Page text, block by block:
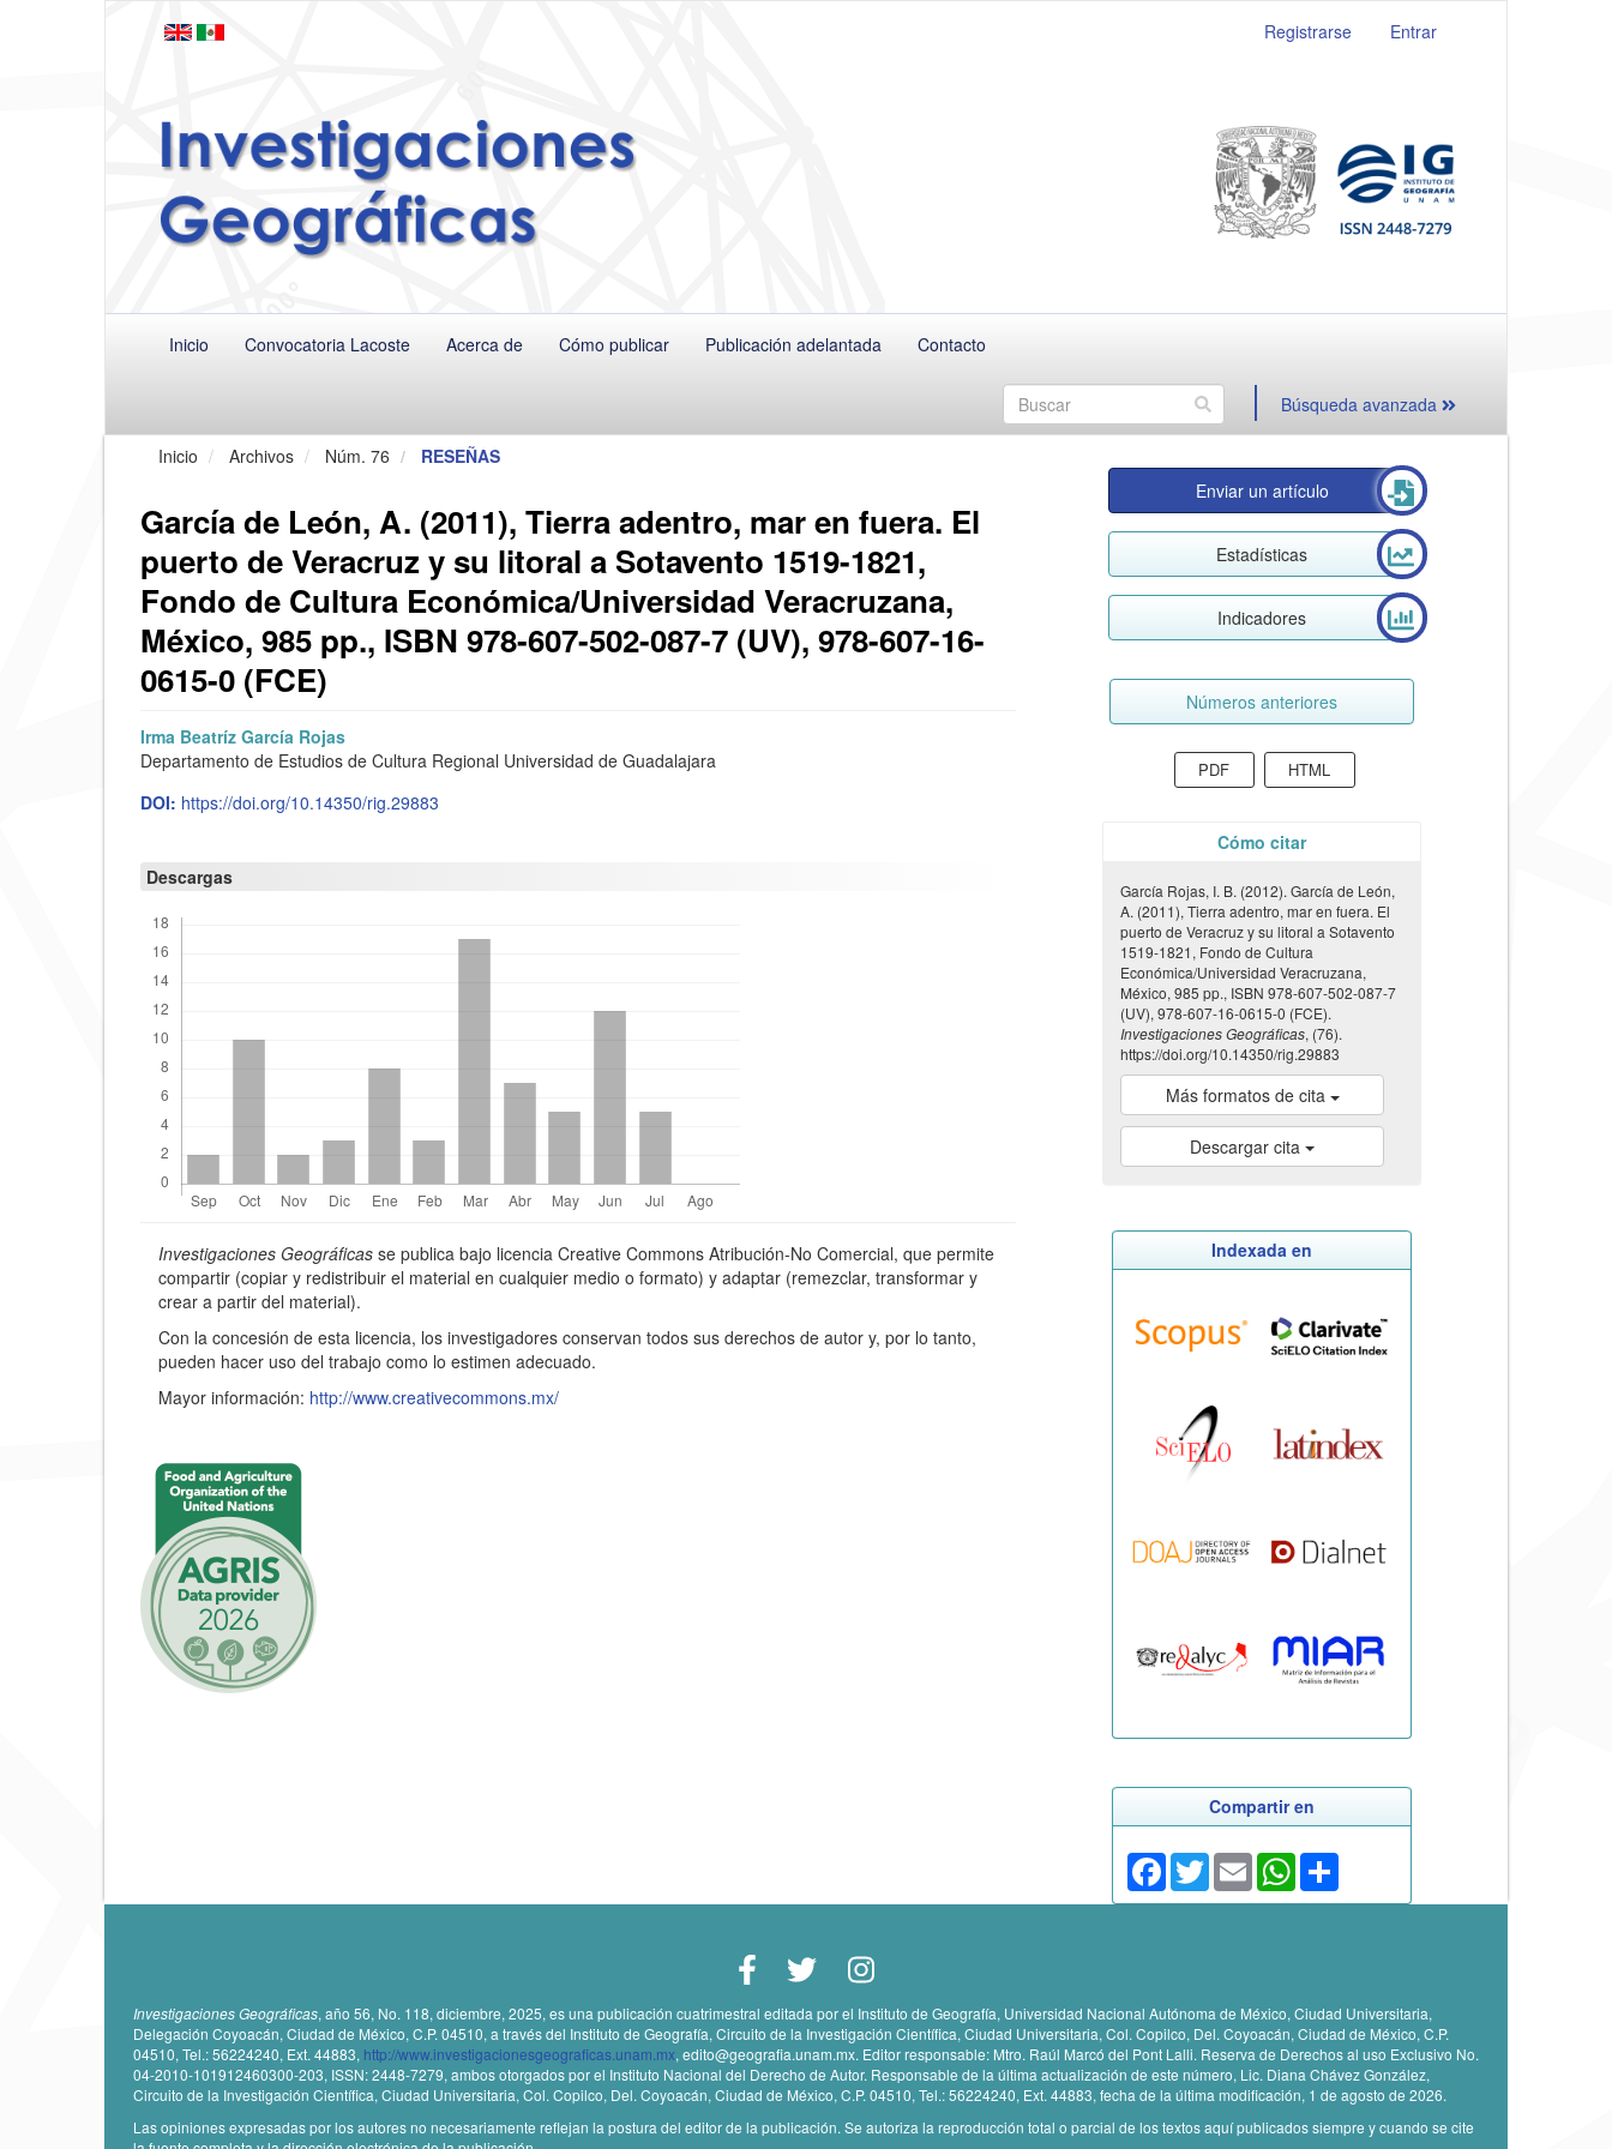
Registrarse Entrar
Inicio Convocatoria Lacoste Acerca de Cómo publicar Publicación adelantada Contacto
Búsqueda avanzada
Inicio Archivos Núm. 76 RESEÑAS
García de León, A. (2011), Tierra adentro, mar en fuera. El
puerto de Veracruz y su litoral a Sotavento 1519-1821,
Fondo de Cultura Económica/Universidad Veracruzana,
México, 985 pp., ISBN 978-607-502-087-7 (UV), 978-607-16-
0615-0 (FCE)
Barra
lateral
del
artículo
C
o
n
t
e
n
d
o
p
a
d
a
r
t
Irma Beatríz García Rojas
Departamento de Estudios de Cultura Regional Universidad de Guadalajara
DOI: https://doi.org/10.14350/rig.29883
Descargas
Detalles
del
artículo
Investigaciones Geográficas se publica bajo licencia Creative Commons Atribución-No Comercial, que permite
compartir (copiar y redistribuir el material en cualquier medio o formato) y adaptar (remezclar, transformar y
crear a partir del material).
Con la concesión de esta licencia, los investigadores conservan todos sus derechos de autor y, por lo tanto,
pueden hacer uso del trabajo como lo estimen adecuado.
Mayor información: http://www.creativecommons.mx/
Enviar un artículo
Estadísticas
Indicadores
Números anteriores
PDF HTML
Cómo citar
García Rojas, I. B. (2012). García de León,
A. (2011), Tierra adentro, mar en fuera. El
puerto de Veracruz y su litoral a Sotavento
1519-1821, Fondo de Cultura
Económica/Universidad Veracruzana,
México, 985 pp., ISBN 978-607-502-087-7
(UV), 978-607-16-0615-0 (FCE).
Investigaciones Geográficas, (76).
https://doi.org/10.14350/rig.29883
Más formatos de cita
Descargar cita
Indexada en
Compartir en
Facebook
TwitterEmailWhatsApp
Share
Investigaciones Geográficas, año 56, No. 118, diciembre, 2025, es una publicación cuatrimestral editada por el Instituto de Geografía, Universidad Nacional Autónoma de México, Ciudad Universitaria,
Delegación Coyoacán, Ciudad de México, C.P. 04510, a través del Instituto de Geografía, Circuito de la Investigación Científica, Ciudad Universitaria, Col. Copilco, Del. Coyoacán, Ciudad de México, C.P.
04510, Tel.: 56224240, Ext. 44883, http://www.investigacionesgeograficas.unam.mx, edito@geografia.unam.mx. Editor responsable: Mtro. Raúl Marcó del Pont Lalli. Reserva de Derechos al uso Exclusivo No.
04-2010-101912460300-203, ISSN: 2448-7279, ambos otorgados por el Instituto Nacional del Derecho de Autor. Responsable de la última actualización de este número, Lic. Diana Chávez González,
Circuito de la Investigación Científica, Ciudad Universitaria, Col. Copilco, Del. Coyoacán, Ciudad de México, C.P. 04510, Tel.: 56224240, Ext. 44883, fecha de la última modificación, 1 de agosto de 2026.
Las opiniones expresadas por los autores no necesariamente reflejan la postura del editor de la publicación. Se autoriza la reproducción total o parcial de los textos aquí publicados siempre y cuando se cite